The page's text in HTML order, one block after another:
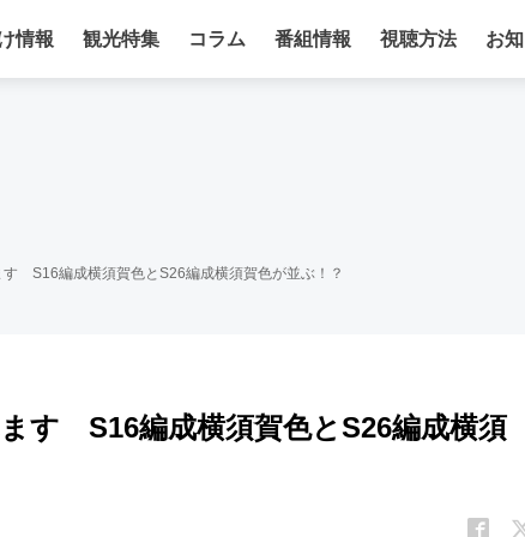
情報 観光特集 コラム 番組情報 視聴方法 お
S16編成横須賀色とS26編成横須賀色が並ぶ！？
す S16編成横須賀色とS26編成横須